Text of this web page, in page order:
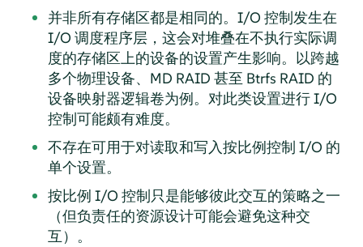
并非所有存储区都是相同的。I/O 控制发生在
I/O 调度程序层，这会对堆叠在不执行实际调
度的存储区上的设备的设置产生影响。以跨越
多个物理设备、MD RAID 甚至 Btrfs RAID 的
设备映射器逻辑卷为例。对此类设置进行 I/O
控制可能颇有难度。
不存在可用于对读取和写入按比例控制 I/O 的
单个设置。
按比例 I/O 控制只是能够彼此交互的策略之一
（但负责任的资源设计可能会避免这种交
互）。